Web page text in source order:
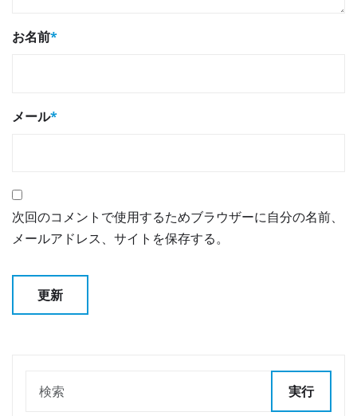
お名前*
メール*
次回のコメントで使用するためブラウザーに自分の名前、
メールアドレス、サイトを保存する。
実行